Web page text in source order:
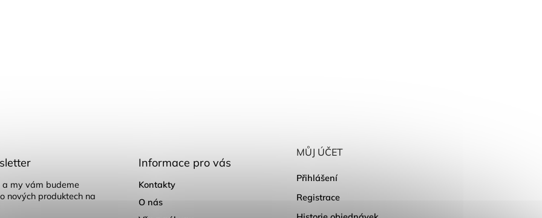
a my vám budeme
nových produktech na
Informace pro vás
Kontakty
O nás
MŮJ ÚČET
Přihlášení
Registrace